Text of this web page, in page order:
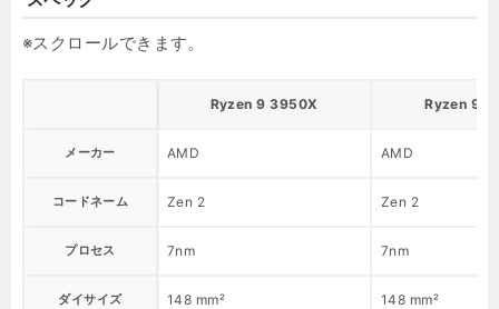
Ryzen 9 3950X Ryzen 9
メーカー AMD AMD
コードネーム Zen 2 Zen 2
プロセス 7nm 7nm
ダイサイズ 148 mm² 148 mm²